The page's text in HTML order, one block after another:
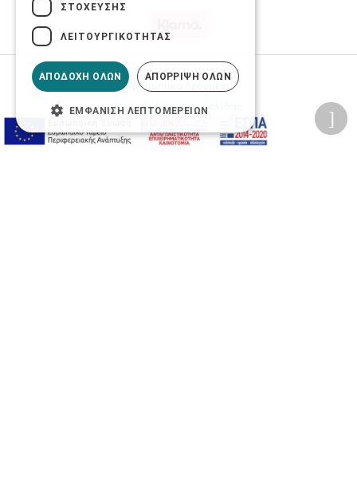
Προσωπικά δεδομένα
Όροι Χρήσης Ιστοσελίδας
Πολιτική Ασφάλειας Πληροφοριών
ΣΤΌΧΕΥΣΗΣ
ΛΕΙΤΟΥΡΓΙΚΌΤΗΤΑΣ
ΑΠΟΔΟΧΉ ΌΛΩΝ ΑΠΌΡΡΙΨΗ ΌΛΩΝ
ΕΜΦΆΝΙΣΗ ΛΕΠΤΟΜΕΡΕΙΏΝ